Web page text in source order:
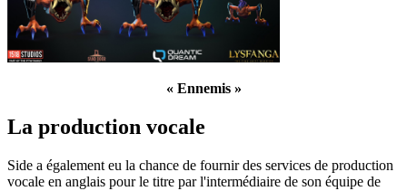
« Ennemis »
La production vocale
Side a également eu la chance de fournir des services de production
vocale en anglais pour le titre par l'intermédiaire de son équipe de